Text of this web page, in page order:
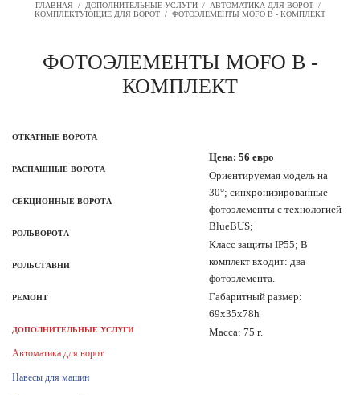
ГЛАВНАЯ / ДОПОЛНИТЕЛЬНЫЕ УСЛУГИ / АВТОМАТИКА ДЛЯ ВОРОТ /
КОМПЛЕКТУЮЩИЕ ДЛЯ ВОРОТ / ФОТОЭЛЕМЕНТЫ MOFO B - КОМПЛЕКТ
ФОТОЭЛЕМЕНТЫ MOFO B -
КОМПЛЕКТ
ОТКАТНЫЕ ВОРОТА
РАСПАШНЫЕ ВОРОТА
СЕКЦИОННЫЕ ВОРОТА
РОЛЬВОРОТА
РОЛЬСТАВНИ
РЕМОНТ
ДОПОЛНИТЕЛЬНЫЕ УСЛУГИ
Автоматика для ворот
Навесы для машин
Цена: 56 евро
Ориентируемая модель на
30°; синхронизированные
фотоэлементы с технологией
BlueBUS;
Класс защиты IP55; В
комплект входит: два
фотоэлемента.
Габаритный размер:
69х35х78h
Масса: 75 г.